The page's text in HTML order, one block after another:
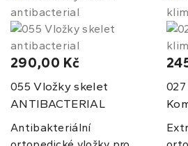
290,00 Kč
055 Vložky skelet
ANTIBACTERIAL
Antibakteriální
027